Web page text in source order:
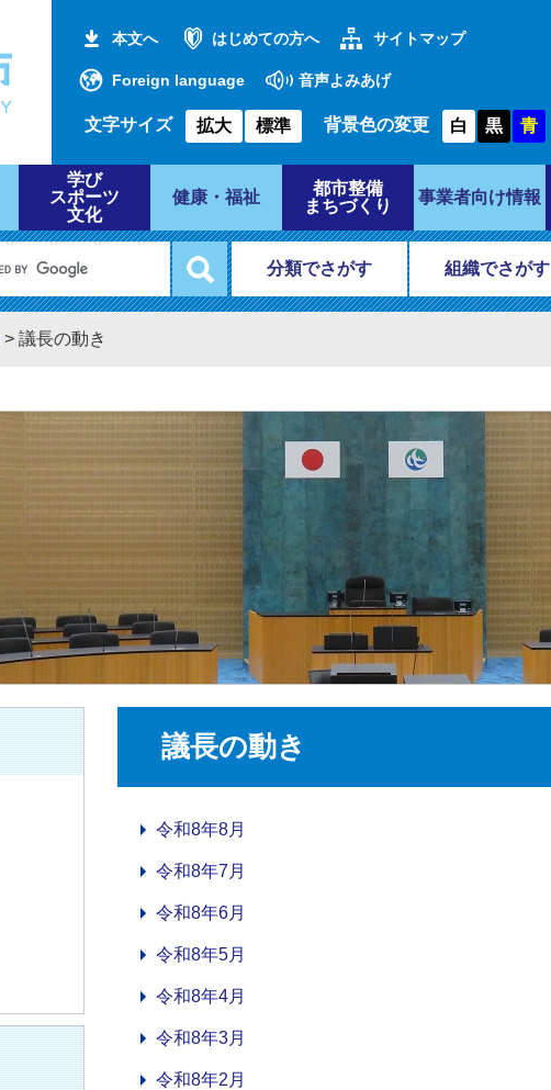
本文へ はじめての方へ サイトマップ
Foreign language 音声よみあげ
文字サイズ 拡大 標準 背景色の変更 白 黒 青
学び
スポーツ
文化
健康・福祉
都市整備
まちづくり
事業者向け情報
分類でさがす 組織でさがす
> 議長の動き
議長の動き
令和8年8月
令和8年7月
令和8年6月
令和8年5月
令和8年4月
令和8年3月
令和8年2月